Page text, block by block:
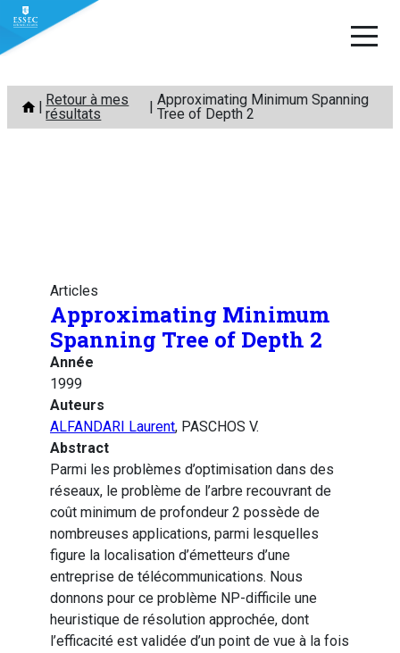
Aller
contenu
Retour à mes
résultats
Approximating Minimum Spanning
Tree of Depth 2
Articles
Approximating Minimum
Spanning Tree of Depth 2
Année
1999
Auteurs
ALFANDARI Laurent, PASCHOS V.
Abstract
Parmi les problèmes d’optimisation dans des
réseaux, le problème de l’arbre recouvrant de
coût minimum de profondeur 2 possède de
nombreuses applications, parmi lesquelles
figure la localisation d’émetteurs d’une
entreprise de télécommunications. Nous
donnons pour ce problème NP-difficile une
heuristique de résolution approchée, dont
l’efficacité est validée d’un point de vue à la fois